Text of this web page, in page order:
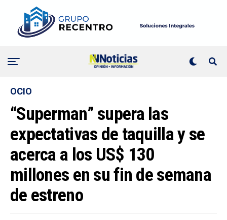
OCIO
“Superman” supera las
expectativas de taquilla y se
acerca a los US$ 130
millones en su fin de semana
de estreno